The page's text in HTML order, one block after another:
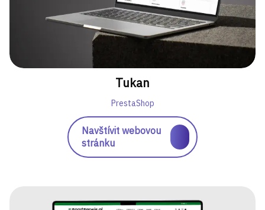
Tukan
PrestaShop
Navštívit webovou
stránku